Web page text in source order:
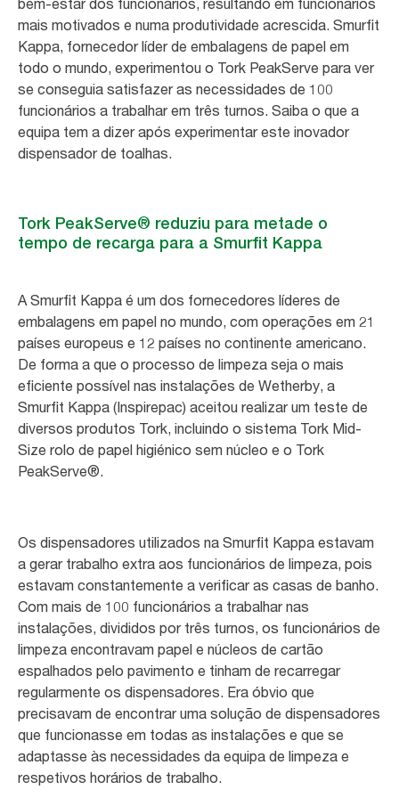
mais motivados e numa produtividade acrescida. Smurfit
Kappa, fornecedor líder de embalagens de papel em
todo o mundo, experimentou o Tork PeakServe para ver
se conseguia satisfazer as necessidades de 100
funcionários a trabalhar em três turnos. Saiba o que a
equipa tem a dizer após experimentar este inovador
dispensador de toalhas.
Tork PeakServe® reduziu para metade o
tempo de recarga para a Smurfit Kappa
A Smurfit Kappa é um dos fornecedores líderes de
embalagens em papel no mundo, com operações em 21
países europeus e 12 países no continente americano.
De forma a que o processo de limpeza seja o mais
eficiente possível nas instalações de Wetherby, a
Smurfit Kappa (Inspirepac) aceitou realizar um teste de
diversos produtos Tork, incluindo o sistema Tork Mid-
Size rolo de papel higiénico sem núcleo e o Tork
PeakServe®.
Os dispensadores utilizados na Smurfit Kappa estavam
a gerar trabalho extra aos funcionários de limpeza, pois
estavam constantemente a verificar as casas de banho.
Com mais de 100 funcionários a trabalhar nas
instalações, divididos por três turnos, os funcionários de
limpeza encontravam papel e núcleos de cartão
espalhados pelo pavimento e tinham de recarregar
regularmente os dispensadores. Era óbvio que
precisavam de encontrar uma solução de dispensadores
que funcionasse em todas as instalações e que se
adaptasse às necessidades da equipa de limpeza e
respetivos horários de trabalho.